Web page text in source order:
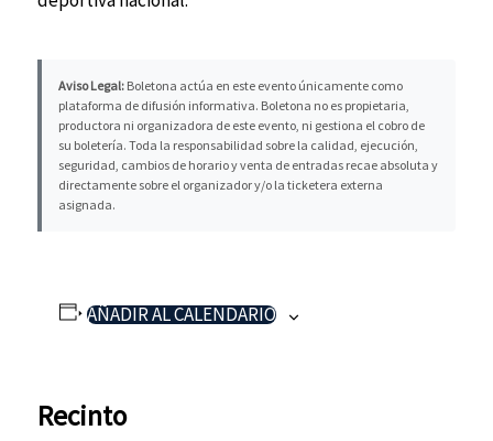
Aviso Legal: Boletona actúa en este evento únicamente como
plataforma de difusión informativa. Boletona no es propietaria,
productora ni organizadora de este evento, ni gestiona el cobro de
su boletería. Toda la responsabilidad sobre la calidad, ejecución,
seguridad, cambios de horario y venta de entradas recae absoluta y
directamente sobre el organizador y/o la ticketera externa
asignada.
AÑADIR AL CALENDARIO
Recinto